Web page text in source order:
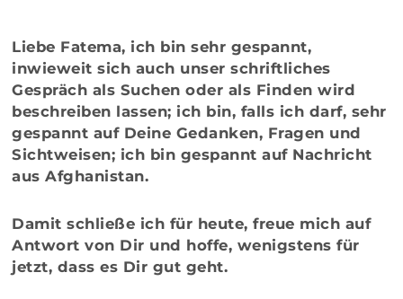
Liebe Fatema, ich bin sehr gespannt,
inwieweit sich auch unser schriftliches
Gespräch als Suchen oder als Finden wird
beschreiben lassen; ich bin, falls ich darf, sehr
gespannt auf Deine Gedanken, Fragen und
Sichtweisen; ich bin gespannt auf Nachricht
aus Afghanistan.
Damit schließe ich für heute, freue mich auf
Antwort von Dir und hoffe, wenigstens für
jetzt, dass es Dir gut geht.